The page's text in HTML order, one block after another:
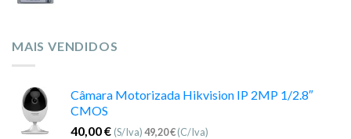
MAIS VENDIDOS
Câmara Motorizada Hikvision IP 2MP 1/2.8″
CMOS
40,00€ (S/Iva)49,20€(C/Iva)